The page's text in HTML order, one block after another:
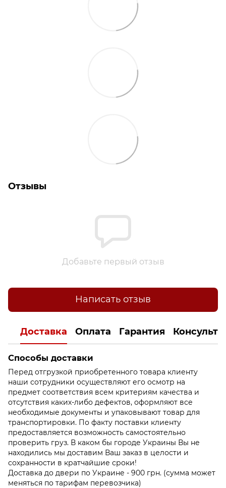
Отзывы
Добавьте первый отзыв
Написать отзыв
Доставка Оплата Гарантия
Способы доставки
Перед отгрузкой приобретенного товара клиенту
наши сотрудники осуществляют его осмотр на
предмет соответствия всем критериям качества и
отсутствия каких-либо дефектов, оформляют все
необходимые документы и упаковывают товар для
транспортировки. По факту поставки клиенту
предоставляется возможность самостоятельно
проверить груз. В каком бы городе Украины Вы не
находились мы доставим Ваш заказ в целости и
сохранности в кратчайшие сроки!
Доставка до двери по Украине - 900 грн. (сумма может
меняться по тарифам перевозчика)